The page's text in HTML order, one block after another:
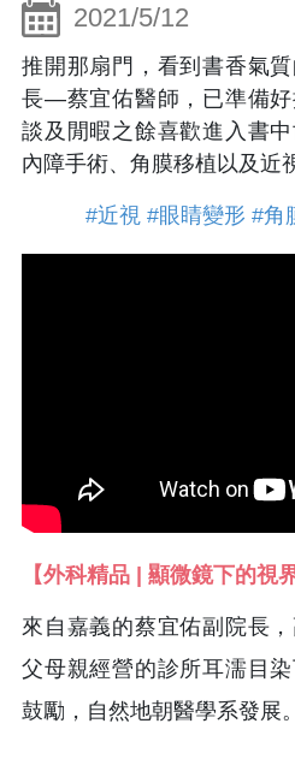
2021/5/12
推開那扇門，看到書香氣
長—蔡宜佑醫師，已準備好
談及閒暇之餘喜歡進入書
內障手術、角膜移植以及近
#近視 #眼睛變形 #角
【外科精品 | 顯微鏡下的視界
來自嘉義的蔡宜佑副院長
父母親經營的診所耳濡目
鼓勵，自然地朝醫學系發展。